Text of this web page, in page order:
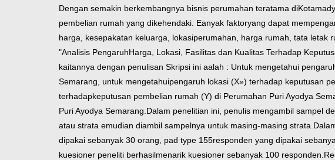
Dengan semakin berkembangnya bisnis perumahan teratama di
pembelian rumah yang dikehendaki. Eanyak faktoryang dapat
harga, kesepakatan keluarga, lokasiperumahan, harga rumah, tata letak
"Analisis PengaruhHarga, Lokasi, Fasilitas dan Kualitas Terhadap
kaitannya dengan penulisan Skripsi ini aalah : Untuk mengetahui
Semarang, untuk mengetahuipengaruh lokasi (X») terhadap keputusan
terhadapkeputusan pembelian rumah (Y) di Perumahan Puri Ayodya
Puri Ayodya Semarang. Dalam penelitian ini, penulis mengambil sampel
atau strata emudian diambil sampelnya untuk masing-masing strata.
dipakai sebanyak 30 orang, pad type 155responden yang dipakai
kuesioner peneliti berhasilmenarik kuesioner sebanyak 100 responden.